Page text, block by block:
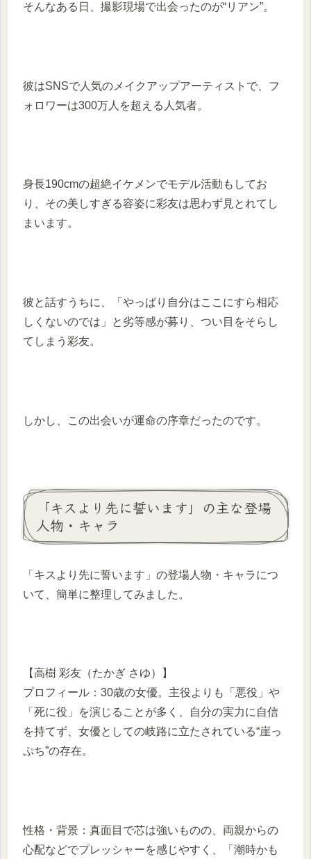
そんなある日、撮影現場で出会ったのが“リアン”。
彼はSNSで人気のメイクアップアーティストで、フ
ォロワーは300万人を超える人気者。
身長190cmの超絶イケメンでモデル活動もしてお
り、その美しすぎる容姿に彩友は思わず見とれてし
まいます。
彼と話すうちに、「やっぱり自分はここにすら相応
しくないのでは」と劣等感が募り、つい目をそらし
てしまう彩友。
しかし、この出会いが運命の序章だったのです。
「キスより先に誓います」の主な登場
人物・キャラ
「キスより先に誓います」の登場人物・キャラにつ
いて、簡単に整理してみました。
【高樹 彩友（たかぎ さゆ）】
プロフィール：30歳の女優。主役よりも「悪役」や
「死に役」を演じることが多く、自分の実力に自信
を持てず、女優としての岐路に立たされている“崖っ
ぷち”の存在。
性格・背景：真面目で芯は強いものの、両親からの
心配などでプレッシャーを感じやすく、「潮時かも